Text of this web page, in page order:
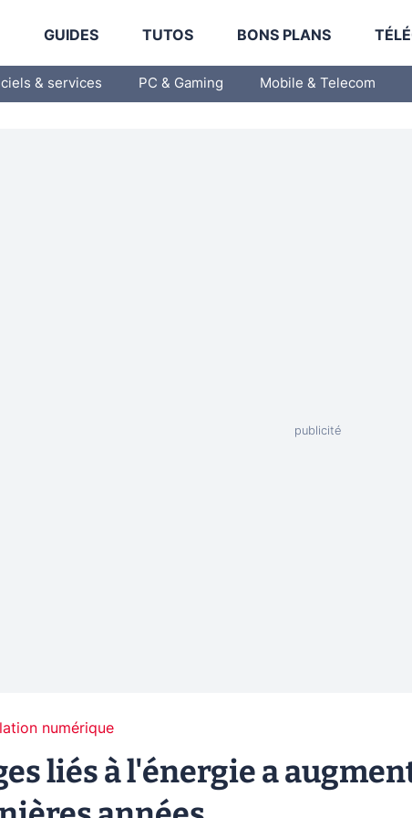
GUIDES TUTOS BONS PLANS
& services PC & Gaming Mobile & Telecom
numérique
liés à l'énergie a